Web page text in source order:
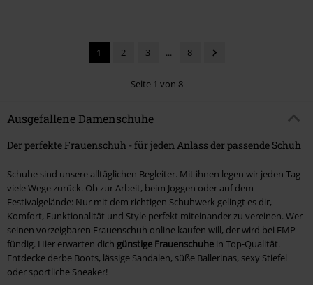
1 2 3 ... 8
Seite 1 von 8
Ausgefallene Damenschuhe
Der perfekte Frauenschuh - für jeden Anlass der passende Schuh
Schuhe sind unsere alltäglichen Begleiter. Mit ihnen legen wir jeden Tag
viele Wege zurück. Ob zur Arbeit, beim Joggen oder auf dem
Festivalgelände: Nur mit dem richtigen Schuhwerk gelingt es dir,
Komfort, Funktionalität und Style perfekt miteinander zu vereinen. Wer
seinen vorzeigbaren Frauenschuh online kaufen will, der wird bei EMP
fündig. Hier erwarten dich günstige Frauenschuhe in Top-Qualität.
Entdecke derbe Boots, lässige Sandalen, süße Ballerinas, sexy Stiefel
oder sportliche Sneaker!